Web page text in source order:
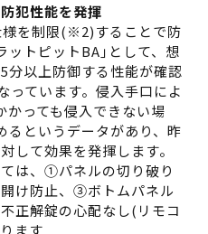
犯性能を発揮
を制限(※2)することで防
ットピットBA｣として、想
分以上防御する性能が確認
ています。侵入手口によ
かっても侵入できない場
るというデータがあり、昨
して効果を発揮します。
は、①パネルの切り破り
け防止、③ボトムパネル
正解錠の心配なし(リモコ
ます